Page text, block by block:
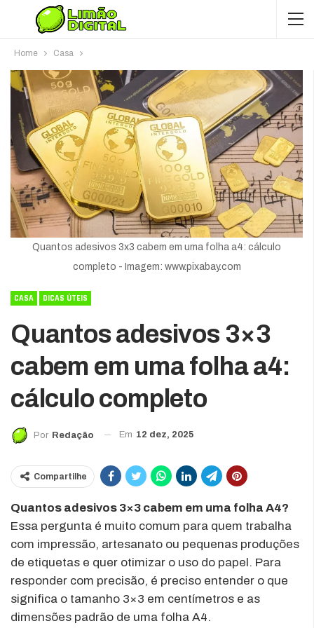
Home Casa
Quantos adesivos 3x3 cabem em uma folha a4: cálculo
completo - Imagem: www.pixabay.com
CASA DICAS ÚTEIS
Quantos adesivos 3×3
cabem em uma folha a4:
cálculo completo
Por Redação Em 12 dez, 2025
Compartilhe
Quantos adesivos 3×3 cabem em uma folha A4?
Essa pergunta é muito comum para quem trabalha
com impressão, artesanato ou pequenas produções
de etiquetas e quer otimizar o uso do papel. Para
responder com precisão, é preciso entender o que
significa o tamanho 3×3 em centímetros e as
dimensões padrão de uma folha A4.